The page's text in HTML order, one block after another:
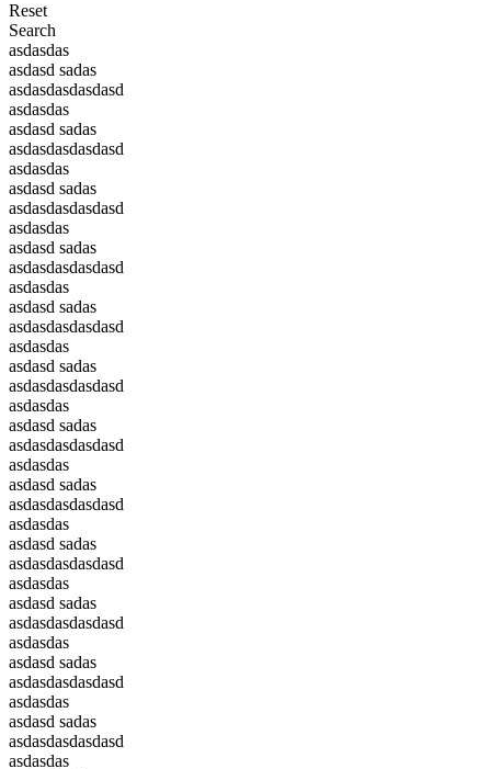
Reset
Search
asdasdas
asdasd sadas
asdasdasdasdasd
asdasdas
asdasd sadas
asdasdasdasdasd
asdasdas
asdasd sadas
asdasdasdasdasd
asdasdas
asdasd sadas
asdasdasdasdasd
asdasdas
asdasd sadas
asdasdasdasdasd
asdasdas
asdasd sadas
asdasdasdasdasd
asdasdas
asdasd sadas
asdasdasdasdasd
asdasdas
asdasd sadas
asdasdasdasdasd
asdasdas
asdasd sadas
asdasdasdasdasd
asdasdas
asdasd sadas
asdasdasdasdasd
asdasdas
asdasd sadas
asdasdasdasdasd
asdasdas
asdasd sadas
asdasdasdasdasd
asdasdas